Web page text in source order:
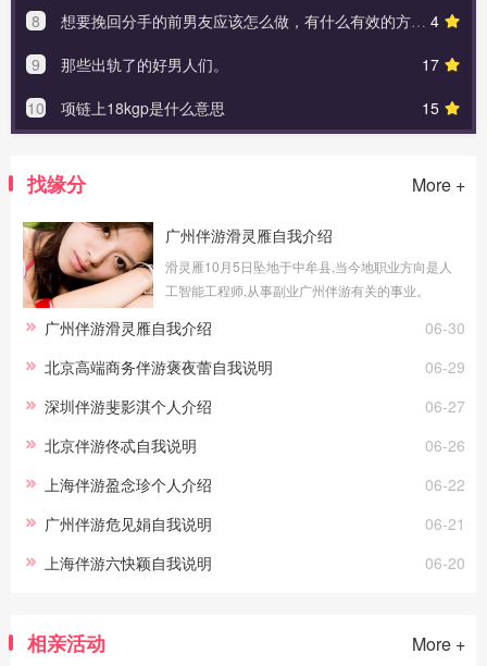
4
8
想要挽回分手的前男友应该怎么做，有什么有效的方法吗？
17
9
那些出轨了的好男人们。
15
10 项链上18kgp是什么意思
找缘分 More +
广州伴游滑灵雁自我介绍
滑灵雁10月5日坠地于中牟县,当今地职业方向是人
工智能工程师,从事副业广州伴游有关的事业。
06-30
广州伴游滑灵雁自我介绍
06-29
北京高端商务伴游褒夜蕾自我说明
06-27
深圳伴游斐影淇个人介绍
06-26
北京伴游佟忒自我说明
06-22
上海伴游盈念珍个人介绍
06-21
广州伴游危见娟自我说明
06-20
上海伴游六快颖自我说明
相亲活动 More +